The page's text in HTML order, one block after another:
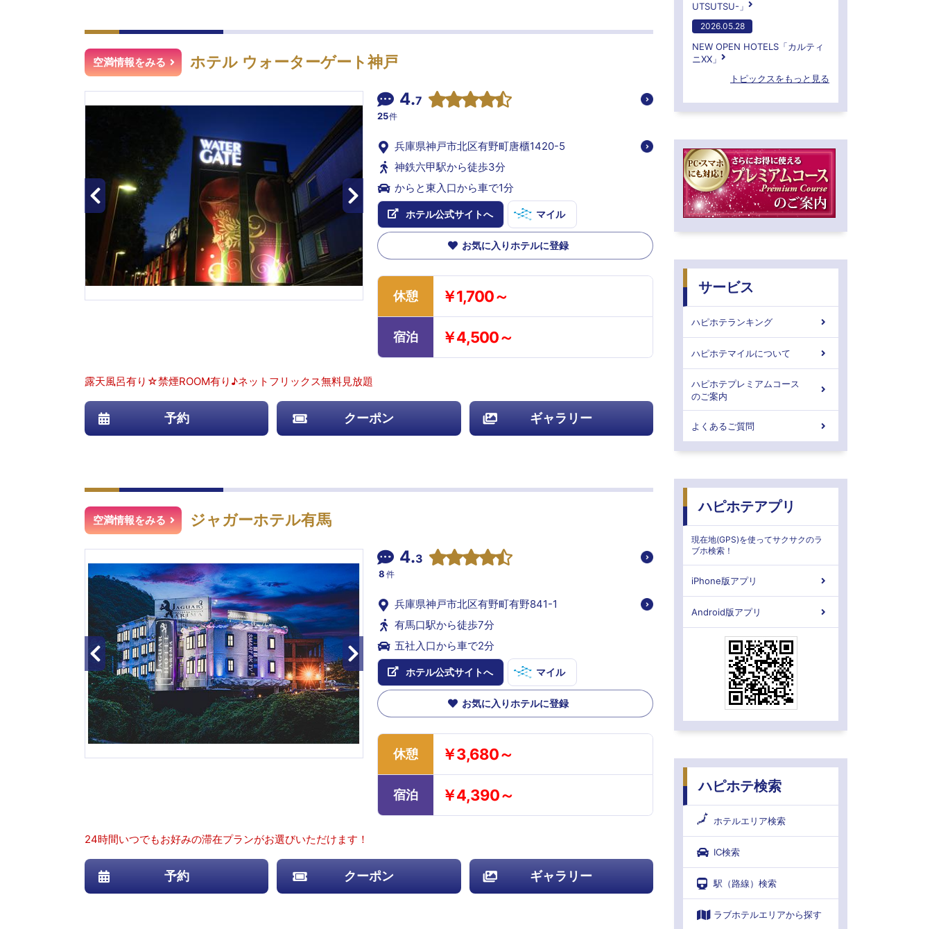
空満情報をみる ホテル ウォーターゲート神戸
4.7
25件
兵庫県神戸市北区有野町唐櫃1420-5
神鉄六甲駅から徒歩3分
からと東入口から車で1分
ホテル公式サイトへ マイル
お気に入りホテルに登録
休憩 ￥1,700～
宿泊 ￥4,500～
露天風呂有り☆禁煙ROOM有り♪ネットフリックス無料見放題
予約 クーポン ギャラリー
空満情報をみる ジャガーホテル有馬
4.3
8 件
兵庫県神戸市北区有野町有野841-1
有馬口駅から徒歩7分
五社入口から車で2分
ホテル公式サイトへ マイル
お気に入りホテルに登録
休憩 ￥3,680～
宿泊 ￥4,390～
24時間いつでもお好みの滞在プランがお選びいただけます！
予約 クーポン ギャラリー
UTSUTSU-」
2026.05.28
NEW OPEN HOTELS「カルティ
ニXX」
トピックスをもっと見る
サービス
ハピホテランキング
ハピホテマイルについて
ハピホテプレミアムコース
のご案内
よくあるご質問
ハピホテアプリ
現在地(GPS)を使ってサクサクのラ
ブホ検索！
iPhone版アプリ
Android版アプリ
ハピホテ検索
ホテルエリア検索
IC検索
駅（路線）検索
ラブホテルエリアから探す